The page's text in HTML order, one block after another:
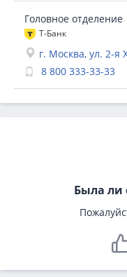
Головное отделение
Т-Банк
г. Москва, ул. 2-я
8 800 333-33-33
Была ли